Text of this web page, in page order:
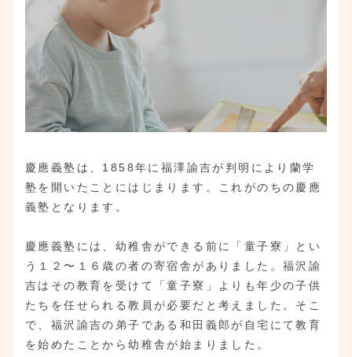
慶應義塾は、1858年に福澤諭吉が判明により蘭学
塾を開いたことにはじまります。これがのちの慶應
義塾となります。
慶應義塾には、幼稚舎ができる前に「童子寮」とい
う１２〜１６歳の者の寄宿舎がありました。福沢諭
吉はその教育を受けて「童子寮」よりも年少の子供
たちを任せられる教員が必要だと考えました。そこ
で、福沢諭吉の弟子である和田義郎が自宅にて教育
を始めたことから幼稚舎が始まりました。